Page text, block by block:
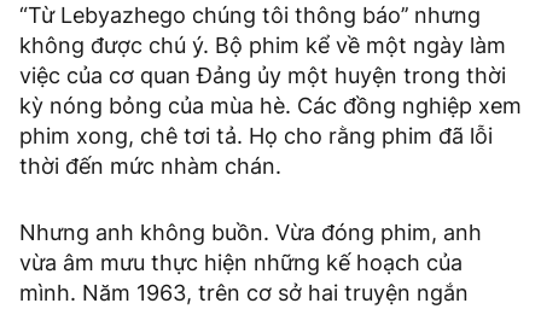
“Từ Lebyazhego chúng tôi thông báo’’ nhưng
không được chú ý. Bộ phim kể về một ngày làm
việc của cơ quan Đảng ủy một huyện trong thời
kỳ nóng bỏng của mùa hè. Các đồng nghiệp xem
phim xong, chê tơi tả. Họ cho rằng phim đã lỗi
thời đến mức nhàm chán.
Nhưng anh không buồn. Vừa đóng phim, anh
vừa âm mưu thực hiện những kế hoạch của
mình. Năm 1963, trên cơ sở hai truyện ngắn